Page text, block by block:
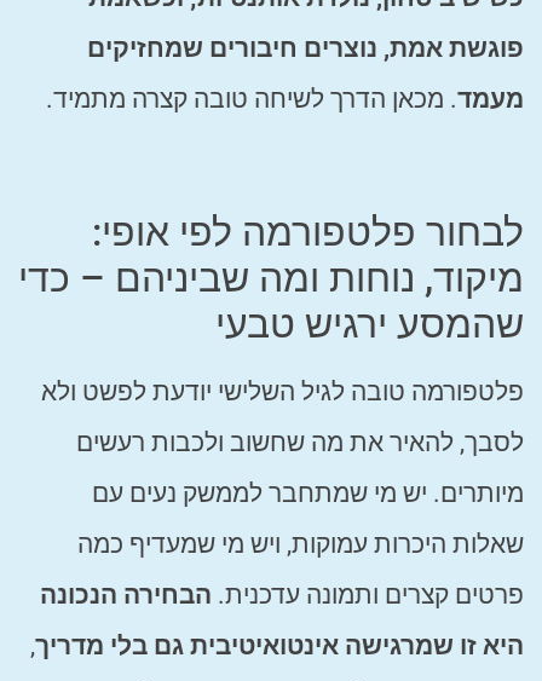
פוגשת אמת, נוצרים חיבורים שמחזיקים
מעמד. מכאן הדרך לשיחה טובה קצרה מתמיד.
לבחור פלטפורמה לפי אופי:
מיקוד, נוחות ומה שביניהם – כדי
שהמסע ירגיש טבעי
פלטפורמה טובה לגיל השלישי יודעת לפשט ולא
לסבך, להאיר את מה שחשוב ולכבות רעשים
מיותרים. יש מי שמתחבר לממשק נעים עם
שאלות היכרות עמוקות, ויש מי שמעדיף כמה
פרטים קצרים ותמונה עדכנית. הבחירה הנכונה
היא זו שמרגישה אינטואיטיבית גם בלי מדריך,